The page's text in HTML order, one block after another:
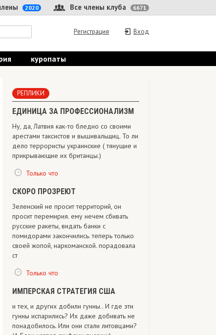
Все члены клуба 6671
2020
Вход
Регистрация
куропаты
РЕПЛИКИ
ЕДИНИЦА ЗА ПРОФЕССИОНАЛИЗМ
Ну, да, Латвия как-то бледно со своими
арестами таксистов и вышивальщиц. То ли
дело террористы украинские ( тянущие и
прикрывающие их британцы.)
Только что
СКОРО ПРОЗРЕЮТ
Зеленский не просит территорий, он
просит перемирия. ему нечем сбивать
русские ракеты, видать банки с
помидорами закончились. теперь только
своей жопой, наркоманской. порадовала
ст
Только что
ИМПЕРСКАЯ СТРАТЕГИЯ США
и тех, и других добили гунны.. И где эти
гунны испарились? Их даже добивать не
понадобилось. Или они стали литовцами?